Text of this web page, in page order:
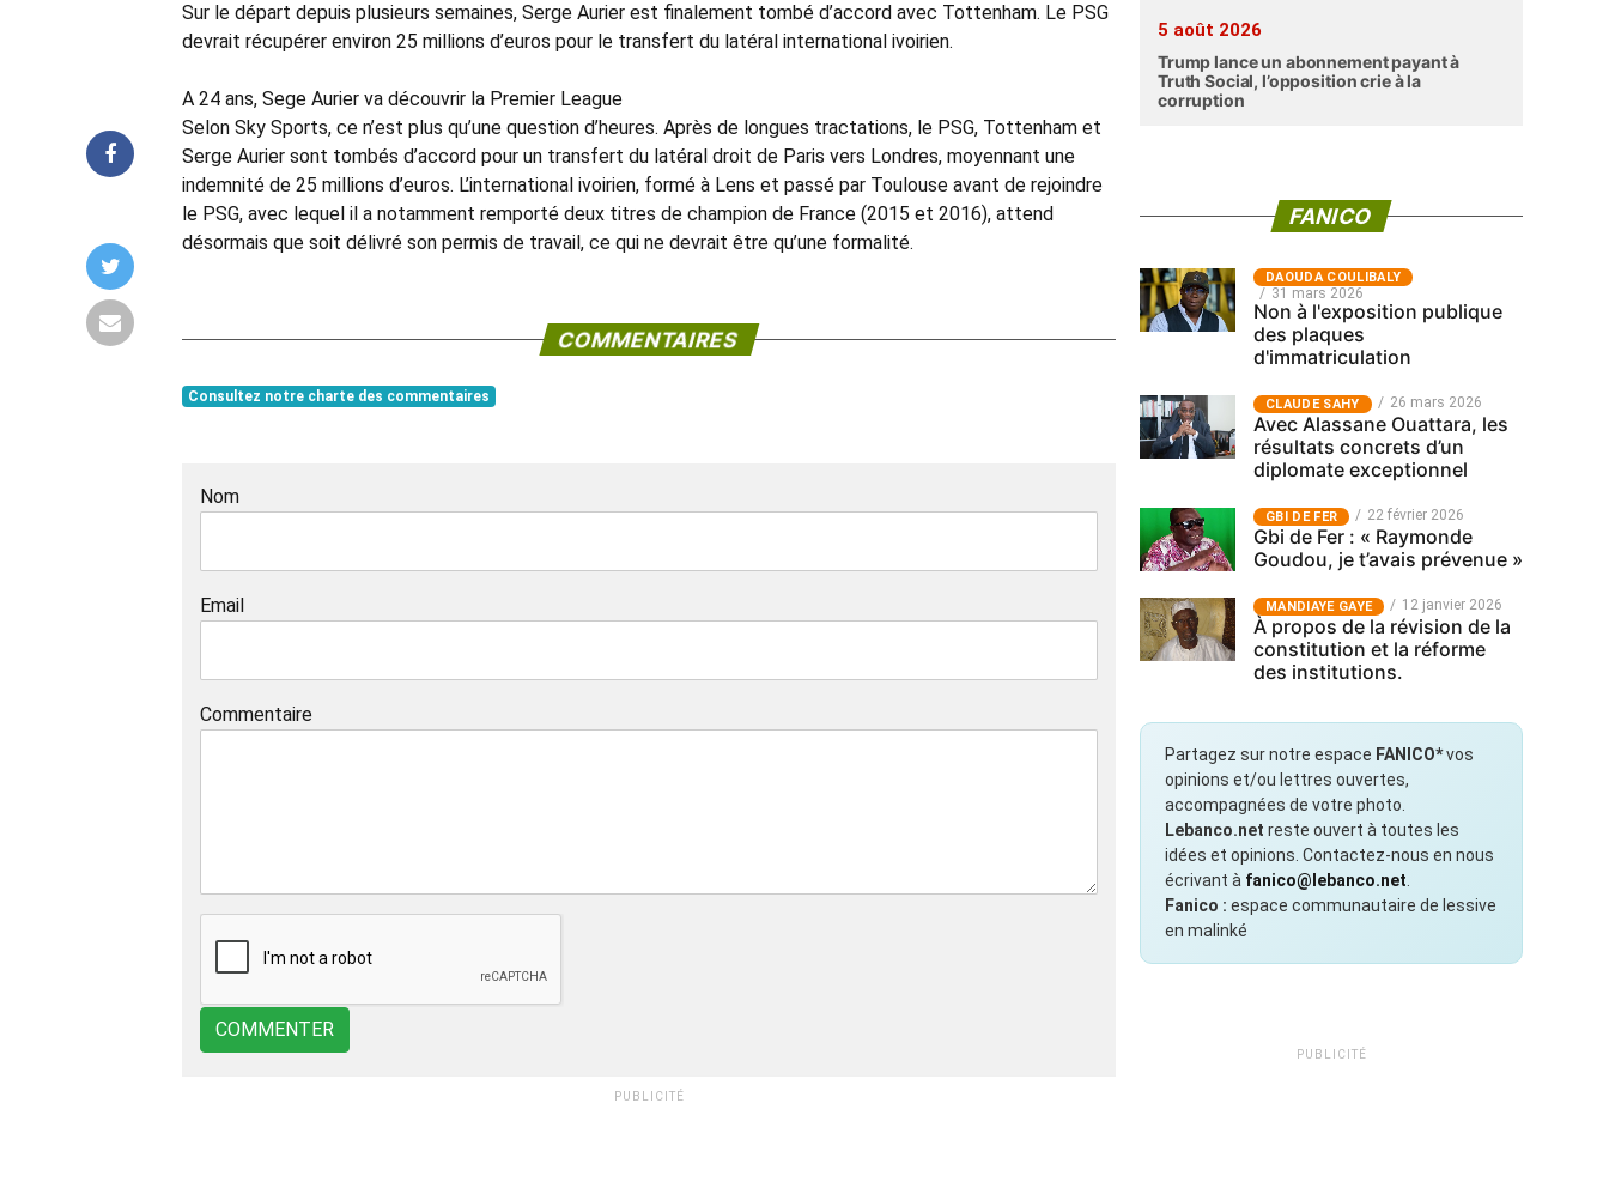
Sur le départ depuis plusieurs semaines, Serge Aurier est finalement tombé d’accord avec Tottenham. Le PSG
devrait récupérer environ 25 millions d’euros pour le transfert du latéral international ivoirien.
A 24 ans, Sege Aurier va découvrir la Premier League
Selon Sky Sports, ce n’est plus qu’une question d’heures. Après de longues tractations, le PSG, Tottenham et
Serge Aurier sont tombés d’accord pour un transfert du latéral droit de Paris vers Londres, moyennant une
indemnité de 25 millions d’euros. L’international ivoirien, formé à Lens et passé par Toulouse avant de rejoindre
le PSG, avec lequel il a notamment remporté deux titres de champion de France (2015 et 2016), attend
désormais que soit délivré son permis de travail, ce qui ne devrait être qu’une formalité.
COMMENTAIRES
Consultez notre charte des commentaires
Nom
Email
Commentaire
COMMENTER
PUBLICITÉ
5 août 2026
Trump lance un abonnement payant à
Truth Social, l’opposition crie à la
corruption
FANICO
‎DAOUDA COULIBALY
31 mars 2026
Non à l'exposition publique
des plaques
d'immatriculation
CLAUDE SAHY 26 mars 2026
Avec Alassane Ouattara, les
résultats concrets d’un
diplomate exceptionnel
GBI DE FER 22 février 2026
Gbi de Fer : « Raymonde
Goudou, je t’avais prévenue »
MANDIAYE GAYE 12 janvier 2026
À propos de la révision de la
constitution et la réforme
des institutions.
Partagez sur notre espace FANICO*vos
opinions et/ou lettres ouvertes,
accompagnées de votre photo.
Lebanco.net reste ouvert à toutes les
idées et opinions. Contactez-nous en nous
écrivant à fanico@lebanco.net
Fanico : espace communautaire de lessive
en malinké
PUBLICITÉ